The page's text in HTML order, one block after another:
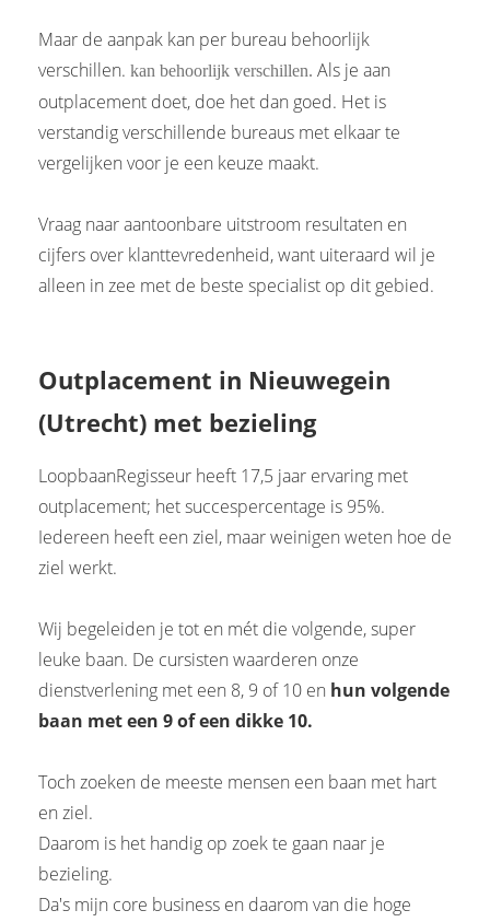
Maar de aanpak kan per bureau behoorlijk
verschillen. kan behoorlijk verschillen. Als je aan
outplacement doet, doe het dan goed. Het is
verstandig verschillende bureaus met elkaar te
vergelijken voor je een keuze maakt.
Vraag naar aantoonbare uitstroom resultaten en
cijfers over klanttevredenheid, want uiteraard wil je
alleen in zee met de beste specialist op dit gebied.
Outplacement in Nieuwegein
(Utrecht) met bezieling
LoopbaanRegisseur heeft 17,5 jaar ervaring met
outplacement; het succespercentage is 95%.
Iedereen heeft een ziel, maar weinigen weten hoe de
ziel werkt.
Wij begeleiden je tot en mét die volgende, super
leuke baan. De cursisten waarderen onze
dienstverlening met een 8, 9 of 10 en hun volgende
baan met een 9 of een dikke 10.
Toch zoeken de meeste mensen een baan met hart
en ziel.
Daarom is het handig op zoek te gaan naar je
bezieling.
Da's mijn core business en daarom van die hoge